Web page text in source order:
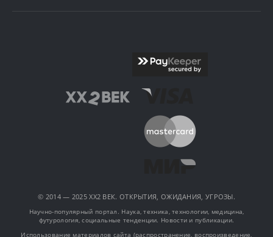
© 2014 — 2025 XX2 ВЕК. ОТКРЫТИЯ, ОЖИДАНИЯ, УГРОЗЫ.
Научно-популярный портал. Наука, техника, технологии, медицина,
футурология, социальные тенденции. Новости и публикации.
Использование материалов сайта (распространение, воспроизведение,